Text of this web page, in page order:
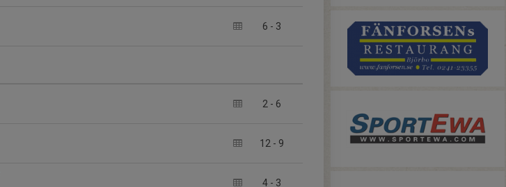
6 - 3
2 - 6
12 - 9
4 - 3